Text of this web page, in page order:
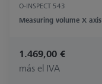
O-INSPECT 543
Measuring volume X axis
1.469,00 €
más el IVA